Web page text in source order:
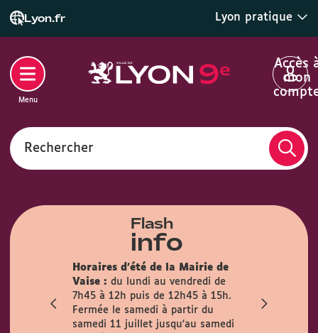
Lyon.fr Lyon pratique
Rechercher
Accès
mon
Menu
Flash
info
Horaires d'été de la Mairie de
Vaise : du lundi au vendredi de
7h45 à 12h puis de 12h45 à 15h.
Fermée le samedi à partir du
samedi 11 juillet jusqu'au samedi